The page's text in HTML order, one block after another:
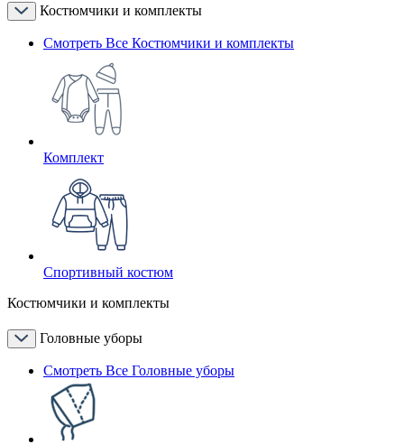
Костюмчики и комплекты
Смотреть Все Костюмчики и комплекты
Комплект
Спортивный костюм
Костюмчики и комплекты
Головные уборы
Смотреть Все Головные уборы